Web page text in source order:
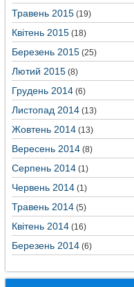
Травень 2015 (19)
Квітень 2015 (18)
Березень 2015 (25)
Лютий 2015 (8)
Грудень 2014 (6)
Листопад 2014 (13)
Жовтень 2014 (13)
Вересень 2014 (8)
Серпень 2014 (1)
Червень 2014 (1)
Травень 2014 (5)
Квітень 2014 (16)
Березень 2014 (6)